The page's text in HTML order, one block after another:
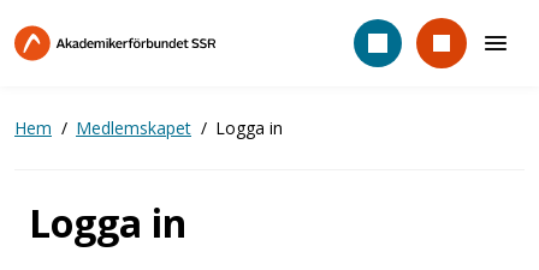
till
Hem Medlemskapet Logga in
Logga in